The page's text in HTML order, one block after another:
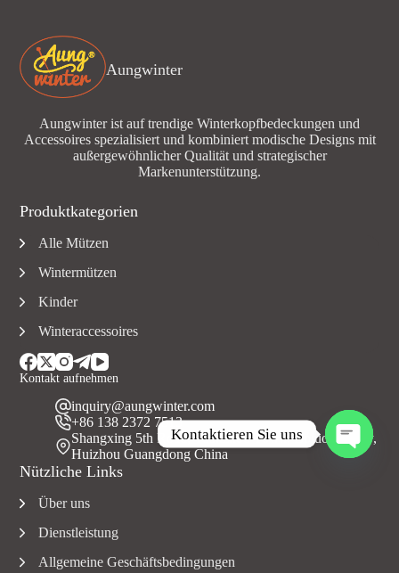
Aungwinter
Aungwinter ist auf trendige Winterkopfbedeckungen und
Accessoires spezialisiert und kombiniert modische Designs mit
außergewöhnlicher Qualität und strategischer
Markenunterstützung.
Kontakt aufnehmen
inquiry@aungwinter.com
+86 138 2372 7513
Shangxing 5th Road, Yuanzhou Town, Boluo County,
Huizhou Guangdong China
Nützliche Links
Über uns
Dienstleistung
Allgemeine Geschäftsbedingungen
Produktkategorien
Alle Mützen
Wintermützen
Kinder
Winteraccessoires
Kontaktieren Sie uns